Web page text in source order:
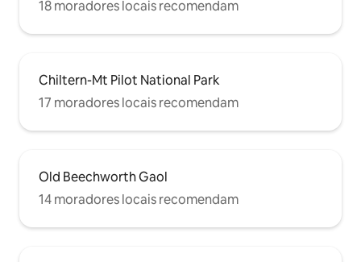
18 moradores locais recomendam
Chiltern-Mt Pilot National Park
17 moradores locais recomendam
Old Beechworth Gaol
14 moradores locais recomendam